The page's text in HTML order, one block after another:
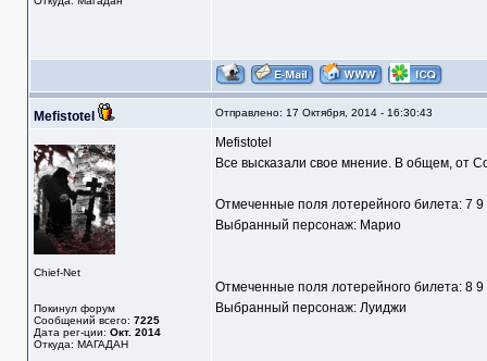
Mefistotel Отправлено: 17 Октября, 2014 - 16:30:43
Chief-Net
Покинул форум
Сообщений всего: 7225
Дата рег-ции: Окт. 2014
Откуда: МАГАДАН
Mefistotel
Все высказали свое мнение. В общем, от
Отмеченные поля лотерейного билета: 7 9
Выбранный персонаж: Марио
Отмеченные поля лотерейного билета: 8 9
Выбранный персонаж: Луиджи